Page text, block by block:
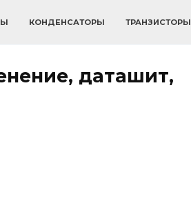
КОНДЕНСАТОРЫ ТРАНЗИСТОРЫ
даташит,